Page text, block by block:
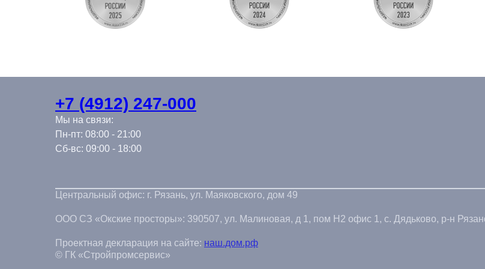
+7 (4912) 247-000
Мы на связи:
Пн-пт: 08:00 - 21:00
Сб-вс: 09:00 - 18:00
Центральный офис: г. Рязань, ул. Маяковского, дом 49
ООО СЗ «Окские просторы»: 390507, ул. Малиновая, д 1, пом Н2 офис 1, с. Дядьково, р-н
Проектная декларация на сайте: наш.дом.рф
© ГК «Стройпромсервис»